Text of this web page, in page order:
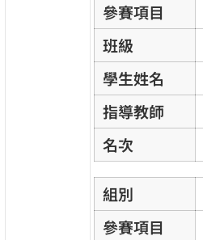
參賽項目
班級
學生姓名
指導教師
名次
組別
參賽項目